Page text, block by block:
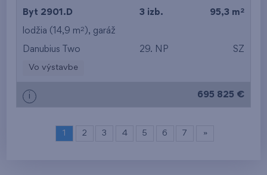
Byt 2901.D 3 izb. 95,3 m 2
lodžia (14,9 m2 ), garáž
Danubius Two 29. NP SZ
Vo výstavbe
i 695 825 €
1 2 3 4 5 6 7 »